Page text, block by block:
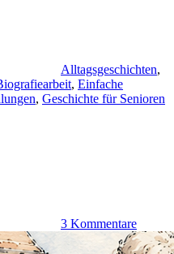
Alltagsgeschichten,
, Einfache
, Geschichte für Senioren
3 Kommentare